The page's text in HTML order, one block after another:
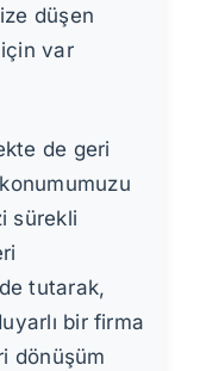
düşen
var
de geri
sürekli
tutarak,
bir firma
dönüşüm